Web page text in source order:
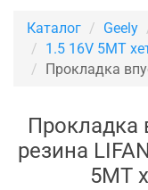
Каталог Geely
1.5 16V 5MT
Прокладка
Прокладка
резина
5MT